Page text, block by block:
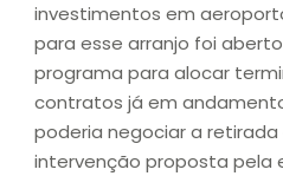
investimentos em
para esse arranjo foi aberto
programa para alocar
contratos já em
poderia negociar a
intervenção proposta pela